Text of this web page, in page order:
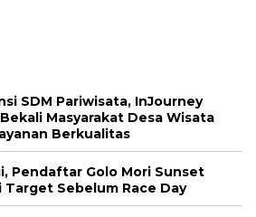
SDM Pariwisata, InJourney
Masyarakat Desa Wisata
Berkualitas
Pendaftar Golo Mori Sunset
Target Sebelum Race Day